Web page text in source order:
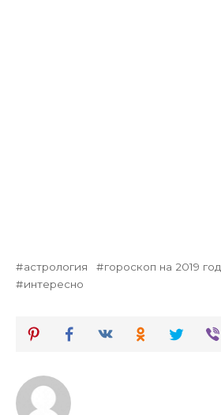
астрология гороскоп на 2019 год
интересно